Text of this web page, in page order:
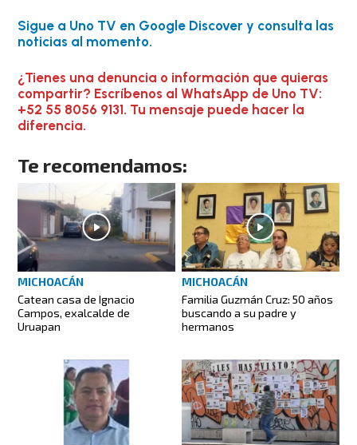
Sigue a Uno TV en Google Discover y consulta las
noticias al momento.
¿Tienes una denuncia o información que quieras
compartir? Escríbenos al WhatsApp de Uno TV:
+52 55 8056 9131. Tu mensaje puede hacer la
diferencia.
Te recomendamos:
MICHOACÁN
Catean casa de Ignacio
Campos, exalcalde de
Uruapan
MICHOACÁN
Familia Guzmán Cruz: 50 años
buscando a su padre y
hermanos